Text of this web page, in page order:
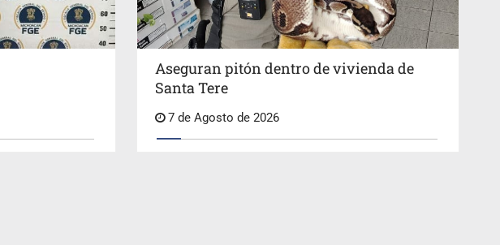
Aseguran pitón dentro de vivienda de
Santa Tere
7 de Agosto de 2026